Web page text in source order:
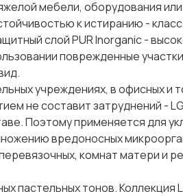
мебели, оборудования
к истиранию -
слой PUR Inorganic -
поврежденные
учреждениях, в офисных и
не составит затруднений -
Поэтому применяется для
вредоносных
комнат матери и
пастельных тонов. Коллекция